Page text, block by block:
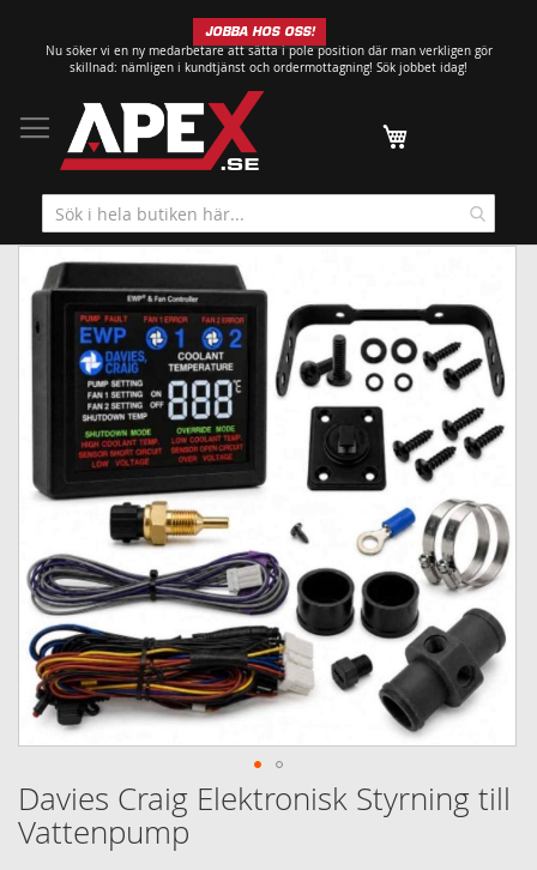
till
innehållet
JOBBA HOS OSS!
Nu söker vi en ny medarbetare att sätta i pole position där man verkligen gör
skillnad: nämligen i kundtjänst och ordermottagning! Sök jobbet idag!
Min kundvagn
Davies Craig Elektronisk Styrning till
Vattenpump
Hoppa
slutet
bildgalleriet
Hoppa
till
början